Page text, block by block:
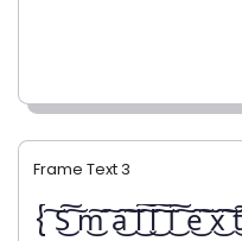
Frame Text 3
{ ͠S͜͠ ͠m͜͠ ͠a͜͠ ͠l͜͠ ͠l͜͠ ͠T͜͠ ͠e͜͠